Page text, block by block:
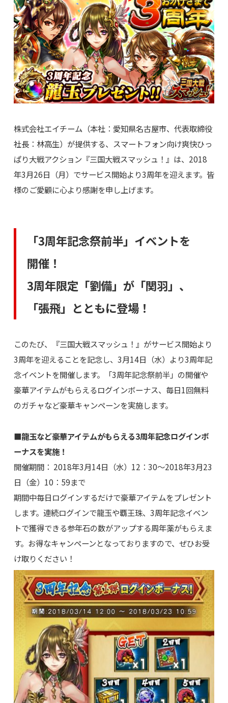
株式会社エイチーム（本社：愛知県名古屋市、代表取締役
社長：林高生）が提供する、スマートフォン向け爽快ひっ
ぱり大戦アクション『三国大戦スマッシュ！』は、2018
年3月26日（月）でサービス開始より3周年を迎えます。皆
様のご愛顧に心より感謝を申し上げます。
「3周年記念祭前半」イベントを
開催！
3周年限定「劉備」が「関羽」、
「張飛」とともに登場！
このたび、『三国大戦スマッシュ！』がサービス開始より
3周年を迎えることを記念し、3月14日（水）より3周年記
念イベントを開催します。「3周年記念祭前半」の開催や
豪華アイテムがもらえるログインボーナス、毎日1回無料
のガチャなど豪華キャンペーンを実施します。
■龍玉など豪華アイテムがもらえる3周年記念ログインボ
ーナスを実施！
開催期間： 2018年3月14日（水）12：30～2018年3月23
日（金）10：59まで
期間中毎日ログインするだけで豪華アイテムをプレゼント
します。連続ログインで龍玉や覇王珠、3周年記念イベン
トで獲得できる参年石の数がアップする周年薬がもらえま
す。お得なキャンペーンとなっておりますので、ぜひお受
け取りください！